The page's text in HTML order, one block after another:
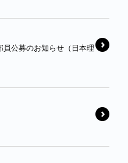
員公募のお知らせ（日本理